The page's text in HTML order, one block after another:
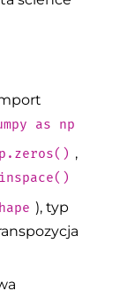
as np
,
), typ